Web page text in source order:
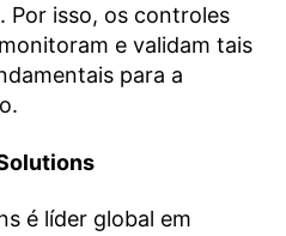
Por isso, os controles
e validam tais
para a
é líder global em